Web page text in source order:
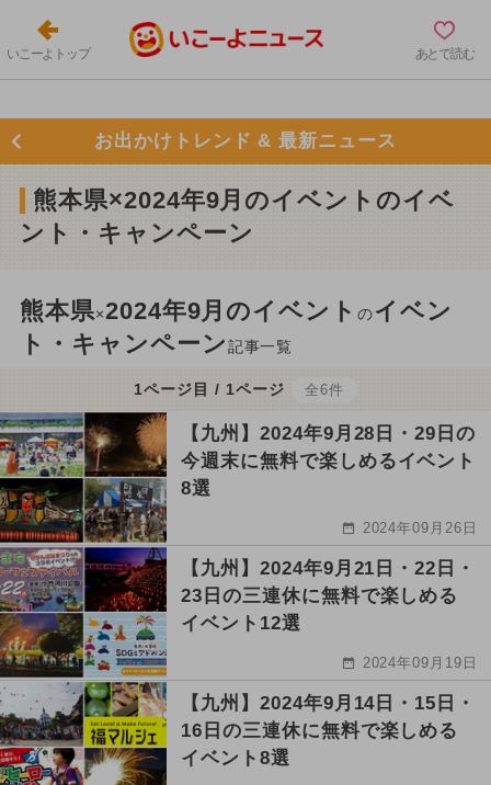
いこーよトップ あとで読む
お出かけトレンド & 最新ニュース
熊本県×2024年9月のイベントのイベ
ント・キャンペーン
熊本県×2024年9月のイベントのイベン
ト・キャンペーン記事一覧
1ページ目 / 1ページ 全6件
【九州】2024年9月28日・29日の
今週末に無料で楽しめるイベント
8選
2024年09月26日
【九州】2024年9月21日・22日・
23日の三連休に無料で楽しめる
イベント12選
2024年09月19日
【九州】2024年9月14日・15日・
16日の三連休に無料で楽しめる
イベント8選